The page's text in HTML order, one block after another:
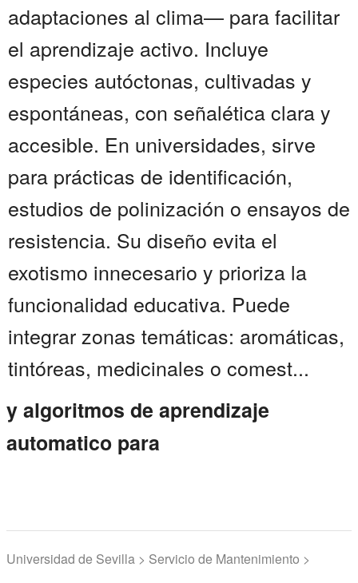
adaptaciones al clima— para facilitar
el aprendizaje activo. Incluye
especies autóctonas, cultivadas y
espontáneas, con señalética clara y
accesible. En universidades, sirve
para prácticas de identificación,
estudios de polinización o ensayos de
resistencia. Su diseño evita el
exotismo innecesario y prioriza la
funcionalidad educativa. Puede
integrar zonas temáticas: aromáticas,
tintóreas, medicinales o comest...
y algoritmos de aprendizaje
automatico para
Universidad de Sevilla > Servicio de Mantenimiento >